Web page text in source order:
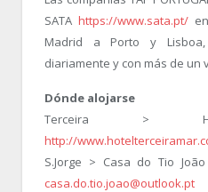
SATAhttps://www.sata.pt/
Madrid a Porto y
diariamente y con más de un
Dónde alojarse
Terceira >
http://
S.Jorge > Casa do Tio
casa.do.tio.joao@outlook.pt